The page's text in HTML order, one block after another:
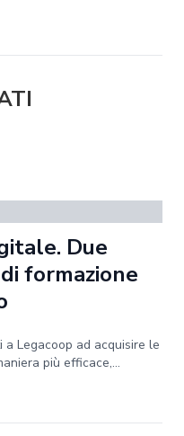
Due
formazione
Legacoop ad acquisire le
più efficace,...